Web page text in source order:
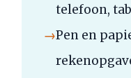
telefoon,
→Pen en